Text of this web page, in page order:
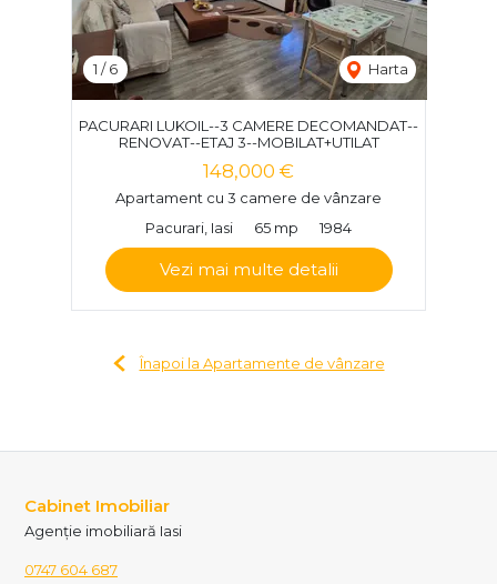
1 /6 Harta
PACURARI LUKOIL--3 CAMERE DECOMANDAT--
RENOVAT--ETAJ 3--MOBILAT+UTILAT
148,000 €
Apartament cu 3 camere de vânzare
Pacurari, Iasi
65 mp 1984
Vezi mai multe detalii
Înapoi la Apartamente de vânzare
Cabinet Imobiliar
Agenție imobiliară Iasi
0747 604 687